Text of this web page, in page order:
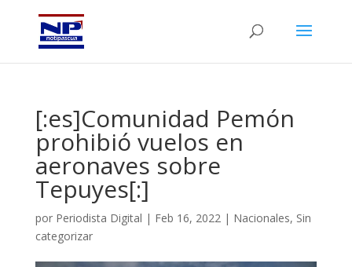
[:es]Comunidad Pemón
prohibió vuelos en
aeronaves sobre
Tepuyes[:]
por Periodista Digital | Feb 16, 2022| Nacionales, Sin
categorizar